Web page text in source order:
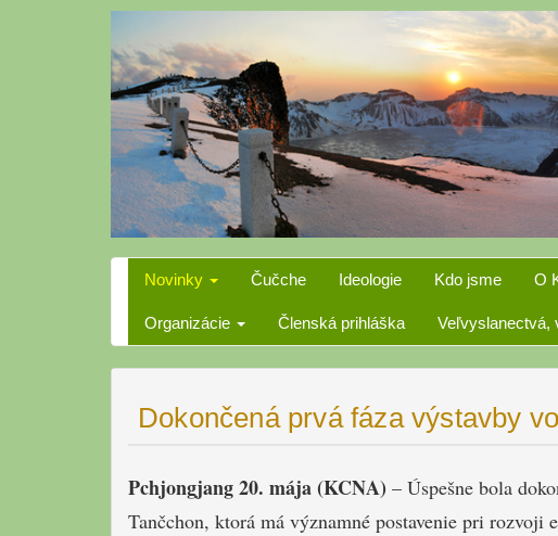
Novinky Čučche Ideologie Kdo jsme O
Organizácie Členská prihláška Veľvyslanectvá,
Dokončená prvá fáza výstavby
Pchjongjang 20. mája (KCNA) – Úspešne bola
Tančchon, ktorá má významné postavenie pri rozvoji